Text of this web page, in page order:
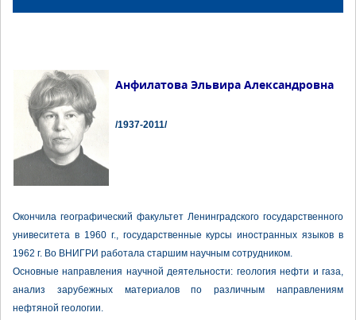
Анфилатова Эльвира Александровна
/1937-2011/
Окончила географический факультет Ленинградского государственного
унивеситета в 1960 г., государственные курсы иностранных языков в
1962 г. Во ВНИГРИ работала старшим научным сотрудником.
Основные направления научной деятельности: геология нефти и газа,
анализ зарубежных материалов по различным направлениям
нефтяной геологии.